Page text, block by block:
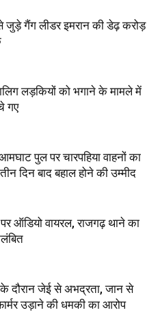
से जुड़े गैंग लीडर इमरान की डेढ़ करोड़
लड़कियों को भगाने के मामले में
गए
पुल पर चारपहिया वाहनों का
दिन बाद बहाल होने की उम्मीद
ऑडियो वायरल, राजगढ़ थाने का
दौरान जेई से अभद्रता, जान से
उड़ाने की धमकी का आरोप